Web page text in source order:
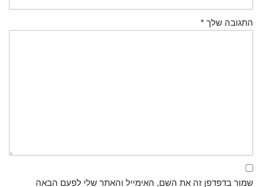
התגובה שלך *
שמור בדפדפן זה את השם, האימייל והאתר שלי לפעם הבאה